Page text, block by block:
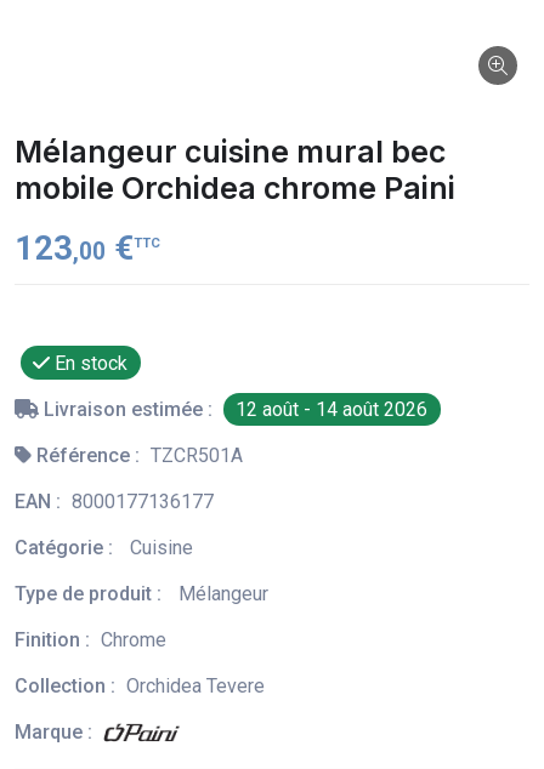
Mélangeur cuisine mural bec
mobile Orchidea chrome Paini
123,00 €TTC
En stock
Livraison estimée :
12 août - 14 août 2026
Référence : TZCR501A
EAN : 8000177136177
Catégorie :
Cuisine
Type de produit :
Mélangeur
Finition : Chrome
Collection : Orchidea Tevere
Marque :